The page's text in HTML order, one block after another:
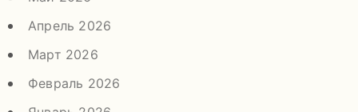
Апрель 2026
Март 2026
Февраль 2026